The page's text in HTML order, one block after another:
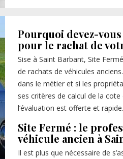
Pourquoi devez-
pour le rachat de
Sise à Saint Barbant, Site
de rachats de véhicules
dans le métier et si les
ses critères de calcul de la
l’évaluation est offerte et
Site Fermé : le
véhicule ancien à
Il est plus que nécessaire de